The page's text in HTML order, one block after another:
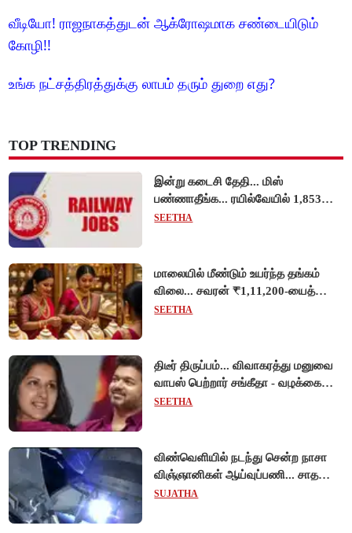
வீடியோ! ராஜநாகத்துடன் ஆக்ரோஷமாக சண்டையிடும்
கோழி!!
உங்க நட்சத்திரத்துக்கு லாபம் தரும் துறை எது?
TOP TRENDING
இன்று கடைசி தேதி... மிஸ்
பண்ணாதீங்க... ரயில்வேயில் 1,853
அப்ரண்டிஸ் பணியிடங்களுக்கு
SEETHA
மாலையில் மீண்டும் உயர்ந்த தங்கம்
விலை... சவரன் ₹1,11,200-யைத்
தொட்டது!
SEETHA
திடீர் திருப்பம்... விவாகரத்து மனுவை
வாபஸ் பெற்றார் சங்கீதா - வழக்கை
முடித்து வைத்தது செங்கல்பட்டு
SEETHA
விண்வெளியில் நடந்து சென்ற நாசா
விஞ்ஞானிகள் ஆய்வுப்பணி... சாதனை
!
SUJATHA